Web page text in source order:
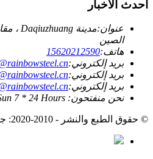
أحدث الأخبار
عنوان:
الصين
هاتف:15620212590
بريد إلكتروني:
بريد إلكتروني:
بريد إلكتروني:
نحن منفتحون: Mon-Sun 7 * 24 Hours
© حقوق الطبع والنشر - 2010-2020: جميع الحقوق محفوظة.